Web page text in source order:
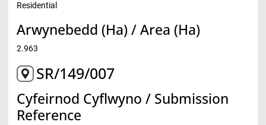
Residential
Arwynebedd (Ha) / Area (Ha)
2.963
SR/149/007
Cyfeirnod Cyflwyno / Submission
Reference